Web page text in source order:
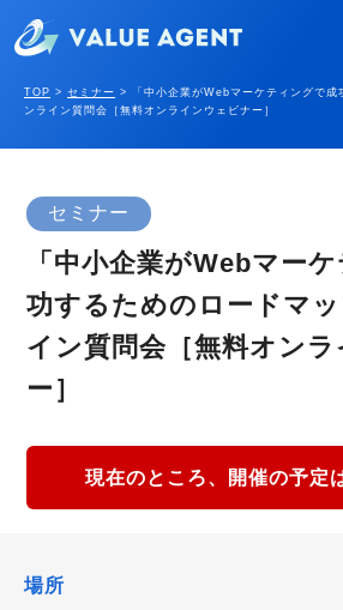
TOP > セミナー >
「中小企業がWebマーケティングで
ンライン質問会［無料オンラインウェビナー］
セミナー
「中小企業がWebマー
功するためのロードマ
イン質問会［無料オン
ー］
現在のところ、開催の予定
場所